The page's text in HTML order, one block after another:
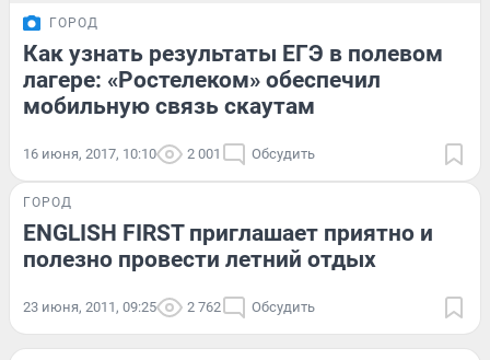
ГОРОД
Как узнать результаты ЕГЭ в полевом
лагере: «Ростелеком» обеспечил
мобильную связь скаутам
16 июня, 2017, 10:10 2 001 Обсудить
ГОРОД
ENGLISH FIRST приглашает приятно и
полезно провести летний отдых
23 июня, 2011, 09:25 2 762 Обсудить